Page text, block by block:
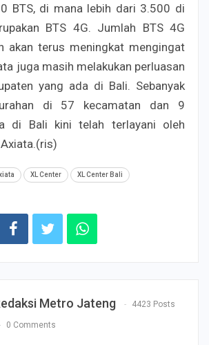
BTS, di mana lebih dari 3.500 di
BTS 4G. Jumlah BTS 4G
akan terus meningkat mengingat
juga masih melakukan perluasan
yang ada di Bali. Sebanyak
di 57 kecamatan dan 9
di Bali kini telah terlayani oleh
XL Center XL Center Bali
Metro Jateng 4423 Posts
0 Comments